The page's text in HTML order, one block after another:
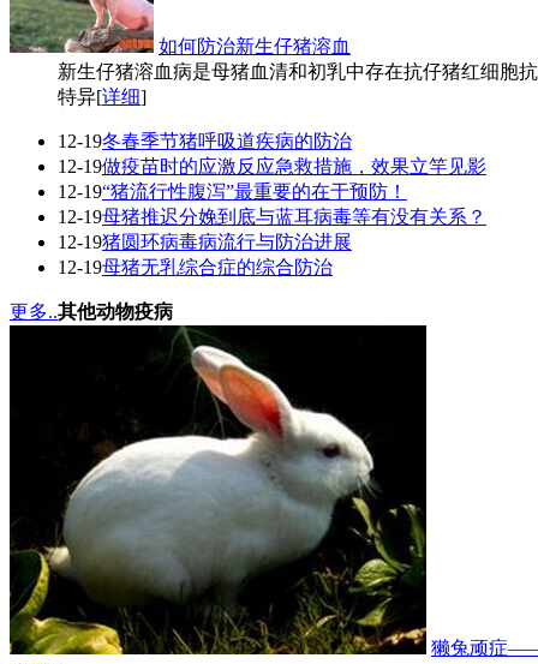
如何防治新生仔猪溶血
新生仔猪溶血病是母猪血清和初乳中存在抗仔猪红细胞
特异[详细]
12-19冬春季节猪呼吸道疾病的防治
12-19做疫苗时的应激反应急救措施，效果立竿见影
12-19“猪流行性腹泻”最重要的在于预防！
12-19母猪推迟分娩到底与蓝耳病毒等有没有关系？
12-19猪圆环病毒病流行与防治进展
12-19母猪无乳综合症的综合防治
更多..其他动物疫病
獭兔顽症